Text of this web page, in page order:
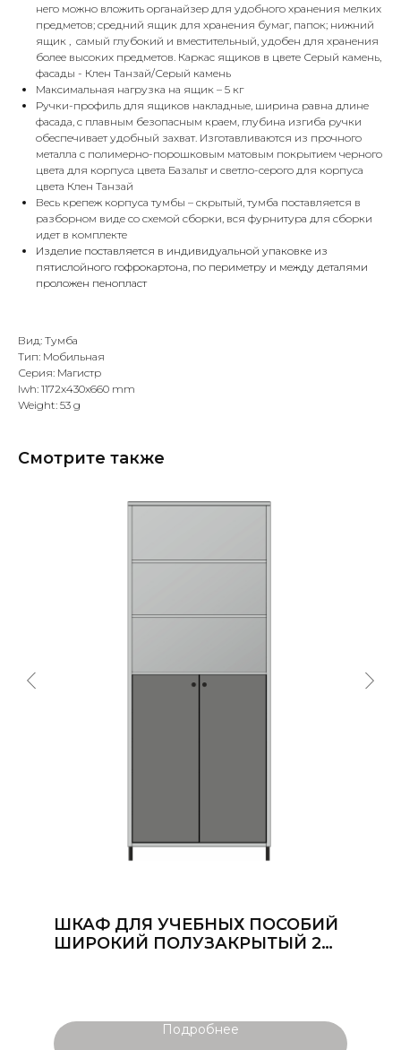
него можно вложить органайзер для удобного хранения мелких
предметов; средний ящик для хранения бумаг, папок; нижний
ящик , самый глубокий и вместительный, удобен для хранения
более высоких предметов. Каркас ящиков в цвете Серый камень,
фасады - Клен Танзай/Серый камень
Максимальная нагрузка на ящик – 5 кг
Ручки-профиль для ящиков накладные, ширина равна длине
фасада, с плавным безопасным краем, глубина изгиба ручки
обеспечивает удобный захват. Изготавливаются из прочного
металла с полимерно-порошковым матовым покрытием черного
цвета для корпуса цвета Базальт и светло-серого для корпуса
цвета Клен Танзай
Весь крепеж корпуса тумбы – скрытый, тумба поставляется в
разборном виде со схемой сборки, вся фурнитура для сборки
идет в комплекте
Изделие поставляется в индивидуальной упаковке из
пятислойного гофрокартона, по периметру и между деталями
проложен пенопласт
Вид: Тумба
Тип: Мобильная
Серия: Магистр
lwh: 1172x430x660 mm
Weight: 53 g
Смотрите также
ШКАФ ДЛЯ УЧЕБНЫХ ПОСОБИЙ
ШИРОКИЙ ПОЛУЗАКРЫТЫЙ 2
Подробнее